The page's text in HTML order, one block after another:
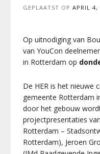
GEPLAATST OP APRIL 4,
Op uitnodiging van
van YouCon
in Rotterdam op
De HER is het nieuwe
gemeente Rotterdam
door het gebouw
projectpresentaties
Rotterdam –
Rotterdam), Jeroen